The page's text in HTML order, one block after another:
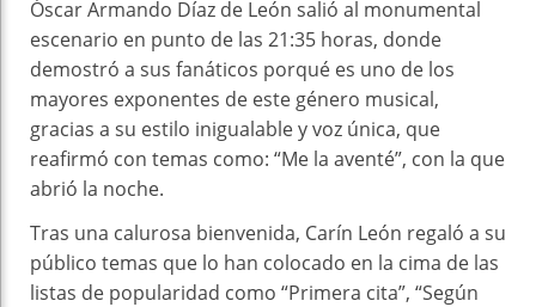
Óscar Armando Díaz de León salió al monumental
escenario en punto de las 21:35 horas, donde
demostró a sus fanáticos porqué es uno de los
mayores exponentes de este género musical,
gracias a su estilo inigualable y voz única, que
reafirmó con temas como: “Me la aventé”, con la que
abrió la noche.
Tras una calurosa bienvenida, Carín León regaló a su
público temas que lo han colocado en la cima de las
listas de popularidad como “Primera cita”, “Según